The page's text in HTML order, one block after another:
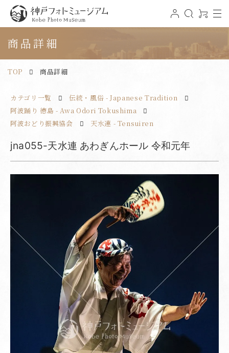
神戸フォトミュージアム
ロ
グ 索
0
ア
t
g
a
商品詳細
TOP 商品詳細
カテゴリ一覧
伝統・風俗 - Japanese Tradition
阿波踊り 徳島 - Awa Odori Tokushima
阿波おどり振興協会
天水連 - Tensuiren
jna055-天水連 あわぎんホール 令和元年